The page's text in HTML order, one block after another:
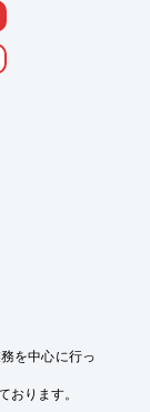
を中心に行っ
おります。